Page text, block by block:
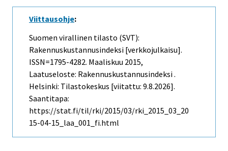
Viittausohje:
Suomen virallinen tilasto (SVT):
Rakennuskustannusindeksi [verkkojulkaisu].
ISSN=1795-4282. Maaliskuu 2015,
Laatuseloste: Rakennuskustannusindeksi .
Helsinki: Tilastokeskus [viitattu: 9.8.2026].
Saantitapa:
https://stat.fi/til/rki/2015/03/rki_2015_03_20
15-04-15_laa_001_fi.html